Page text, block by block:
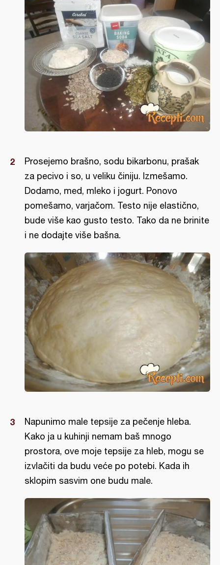
Prosejemo brašno, sodu bikarbonu, prašak
za pecivo i so, u veliku činiju. Izmešamo.
Dodamo, med, mleko i jogurt. Ponovo
pomešamo, varjačom. Testo nije elastično,
bude više kao gusto testo. Tako da ne brinite
i ne dodajte više bašna.
Napunimo male tepsije za pečenje hleba.
Kako ja u kuhinji nemam baš mnogo
prostora, ove moje tepsije za hleb, mogu se
izvlačiti da budu veće po potebi. Kada ih
sklopim sasvim one budu male.